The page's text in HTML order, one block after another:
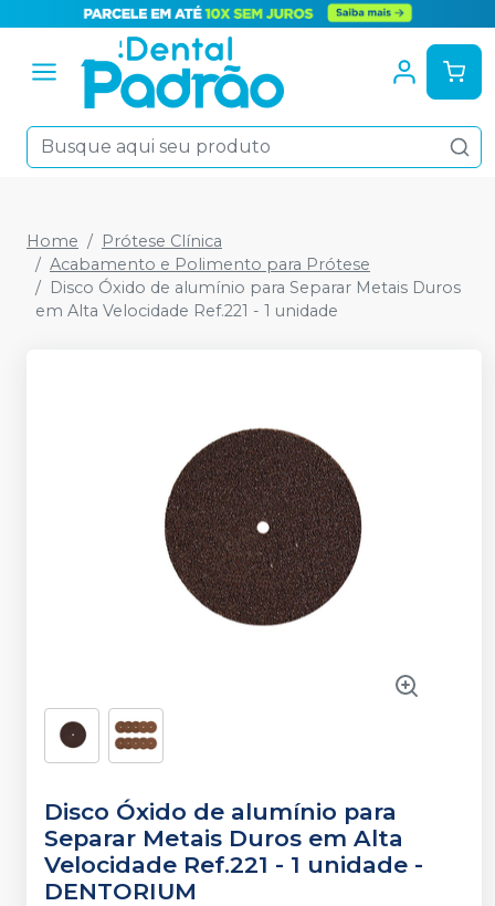
Home
Prótese Clínica
Acabamento e Polimento para Prótese
Disco Óxido de alumínio para Separar Metais Duros
em Alta Velocidade Ref.221 - 1 unidade
Disco Óxido de alumínio para
Separar Metais Duros em Alta
Velocidade Ref.221 - 1 unidade -
DENTORIUM